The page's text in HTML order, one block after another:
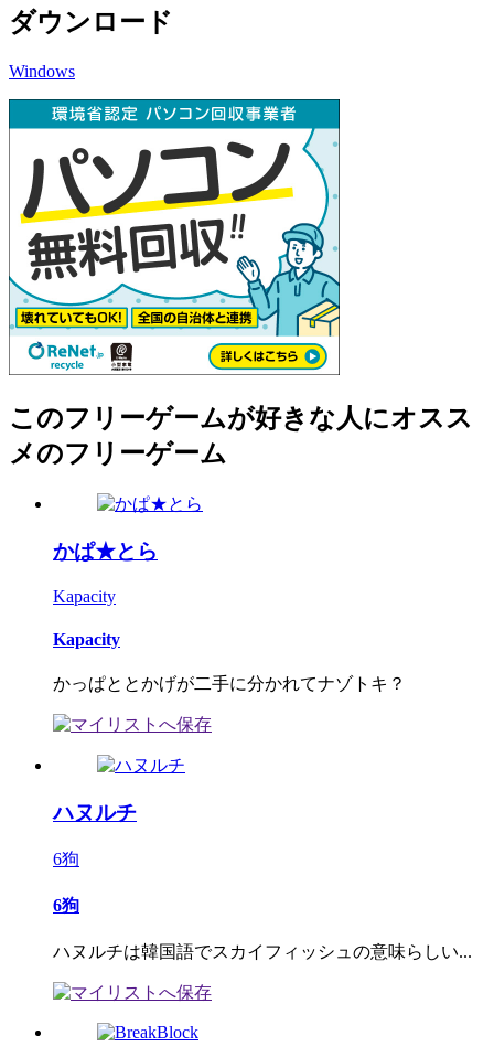
ダウンロード
Windows
このフリーゲームが好きな人にオスス
メのフリーゲーム
かぱ★とら
Kapacity
Kapacity
かっぱととかげが二手に分かれてナゾトキ？
ハヌルチ
6狗
6狗
ハヌルチは韓国語でスカイフィッシュの意味らしい...